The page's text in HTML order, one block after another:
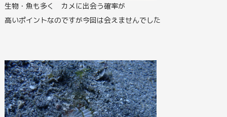
生物・魚も多く カメに出会う確率が
高いポイントなのですが今回は会えませんでした